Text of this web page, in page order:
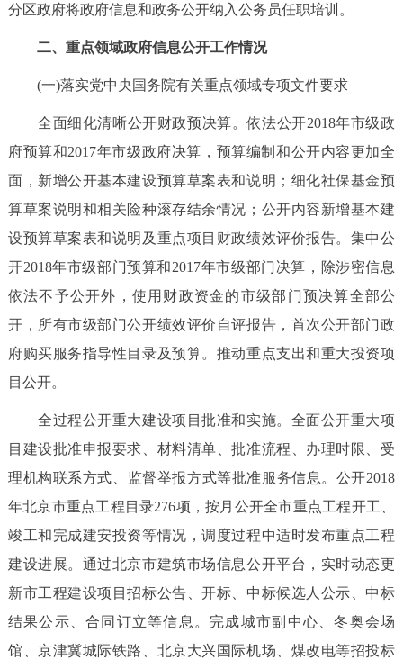
分区政府将政府信息和政务公开纳入公务员任职培训。
二、重点领域政府信息公开工作情况
(一)落实党中央国务院有关重点领域专项文件要求
全面细化清晰公开财政预决算。依法公开2018年市级政
府预算和2017年市级政府决算，预算编制和公开内容更加全
面，新增公开基本建设预算草案表和说明；细化社保基金预
算草案说明和相关险种滚存结余情况；公开内容新增基本建
设预算草案表和说明及重点项目财政绩效评价报告。集中公
开2018年市级部门预算和2017年市级部门决算，除涉密信息
依法不予公开外，使用财政资金的市级部门预决算全部公
开，所有市级部门公开绩效评价自评报告，首次公开部门政
府购买服务指导性目录及预算。推动重点支出和重大投资项
目公开。
全过程公开重大建设项目批准和实施。全面公开重大项
目建设批准申报要求、材料清单、批准流程、办理时限、受
理机构联系方式、监督举报方式等批准服务信息。公开2018
年北京市重点工程目录276项，按月公开全市重点工程开工、
竣工和完成建安投资等情况，调度过程中适时发布重点工程
建设进展。通过北京市建筑市场信息公开平台，实时动态更
新市工程建设项目招标公告、开标、中标候选人公示、中标
结果公示、合同订立等信息。完成城市副中心、冬奥会场
馆、京津冀城际铁路、北京大兴国际机场、煤改电等招投标